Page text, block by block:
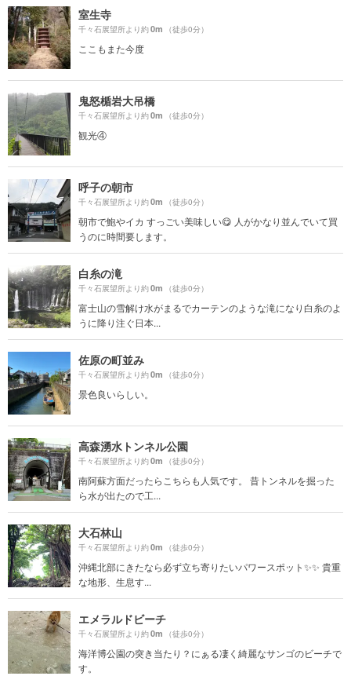
室生寺
千々石展望所より約0m （徒歩0分）
ここもまた今度
鬼怒楯岩大吊橋
千々石展望所より約0m （徒歩0分）
観光④
呼子の朝市
千々石展望所より約0m （徒歩0分）
朝市で鮑やイカ すっごい美味しい😋 人がかなり並んでいて買
うのに時間要します。
白糸の滝
千々石展望所より約0m （徒歩0分）
富士山の雪解け水がまるでカーテンのような滝になり白糸のよ
うに降り注ぐ日本...
佐原の町並み
千々石展望所より約0m （徒歩0分）
景色良いらしい。
高森湧水トンネル公園
千々石展望所より約0m （徒歩0分）
南阿蘇方面だったらこちらも人気です。 昔トンネルを掘った
ら水が出たので工...
大石林山
千々石展望所より約0m （徒歩0分）
沖縄北部にきたなら必ず立ち寄りたいパワースポット✨✨ 貴重
な地形、生息す...
エメラルドビーチ
千々石展望所より約0m （徒歩0分）
海洋博公園の突き当たり？にぁる凄く綺麗なサンゴのビーチで
す。